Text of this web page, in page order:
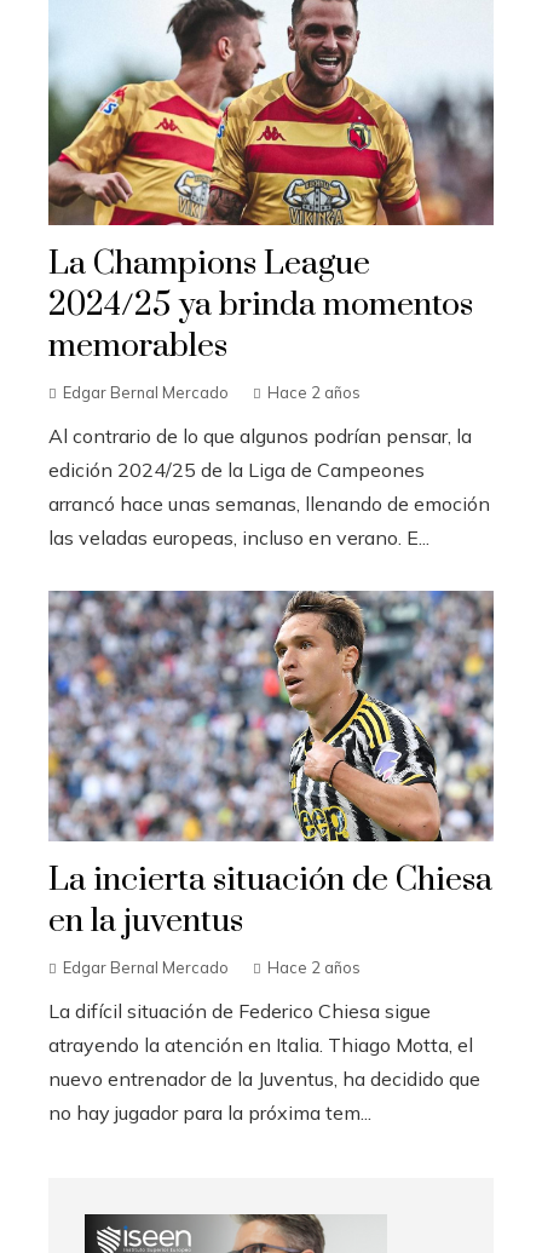
La Champions League
2024/25 ya brinda momentos
memorables
Edgar Bernal Mercado Hace 2 años
Al contrario de lo que algunos podrían pensar, la
edición 2024/25 de la Liga de Campeones
arrancó hace unas semanas, llenando de emoción
las veladas europeas, incluso en verano. E...
La incierta situación de Chiesa
en la juventus
Edgar Bernal Mercado Hace 2 años
La difícil situación de Federico Chiesa sigue
atrayendo la atención en Italia. Thiago Motta, el
nuevo entrenador de la Juventus, ha decidido que
no hay jugador para la próxima tem...